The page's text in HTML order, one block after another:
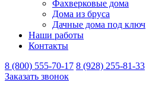
Фахверковые дома
Дома из бруса
Дачные дома под ключ
Наши работы
Контакты
8 (800) 555-70-17 8 (928) 255-81-33
Заказать звонок